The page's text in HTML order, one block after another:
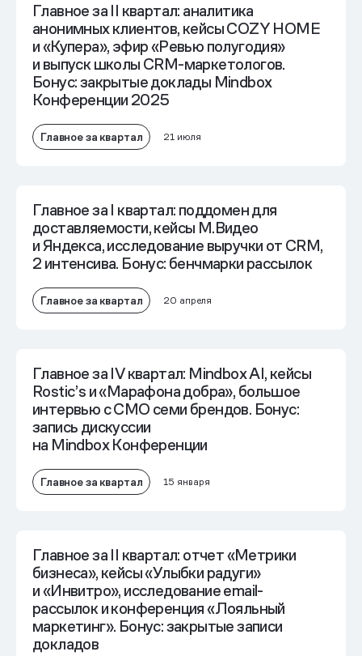
Главное за II квартал: аналитика
анонимных клиентов, кейсы COZY HOME
и «Купера», эфир «Ревью полугодия»
и выпуск школы CRM-маркетологов.
Бонус: закрытые доклады Mindbox
Конференции 2025
Главное за квартал 21 июля
Главное за I квартал: поддомен для
доставляемости, кейсы М.Видео
и Яндекса, исследование выручки от CRM,
2 интенсива. Бонус: бенчмарки рассылок
Главное за квартал 20 апреля
Главное за IV квартал: Mindbox AI, кейсы
Rostic’s и «Марафона добра», большое
интервью с СМО семи брендов. Бонус:
запись дискуссии
на Mindbох Конференции
Главное за квартал 15 января
Главное за II квартал: отчет «Метрики
бизнеса», кейсы «Улыбки радуги»
и «Инвитро», исследование email-
рассылок и конференция «Лояльный
маркетинг». Бонус: закрытые записи
докладов